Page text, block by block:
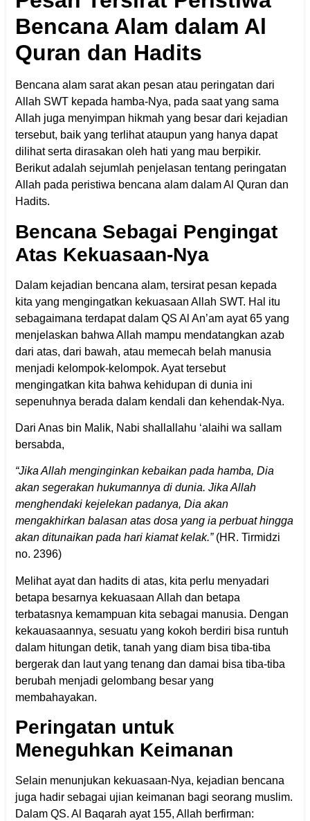
Bencana Alam dalam Al
Quran dan Hadits
Bencana alam sarat akan pesan atau peringatan dari
Allah SWT kepada hamba-Nya, pada saat yang sama
Allah juga menyimpan hikmah yang besar dari kejadian
tersebut, baik yang terlihat ataupun yang hanya dapat
dilihat serta dirasakan oleh hati yang mau berpikir.
Berikut adalah sejumlah penjelasan tentang peringatan
Allah pada peristiwa bencana alam dalam Al Quran dan
Hadits.
Bencana Sebagai Pengingat
Atas Kekuasaan-Nya
Dalam kejadian bencana alam, tersirat pesan kepada
kita yang mengingatkan kekuasaan Allah SWT. Hal itu
sebagaimana terdapat dalam QS Al An’am ayat 65 yang
menjelaskan bahwa Allah mampu mendatangkan azab
dari atas, dari bawah, atau memecah belah manusia
menjadi kelompok-kelompok. Ayat tersebut
mengingatkan kita bahwa kehidupan di dunia ini
sepenuhnya berada dalam kendali dan kehendak-Nya.
Dari Anas bin Malik, Nabi shallallahu ‘alaihi wa sallam
bersabda,
“Jika Allah menginginkan kebaikan pada hamba, Dia
akan segerakan hukumannya di dunia. Jika Allah
menghendaki kejelekan padanya, Dia akan
mengakhirkan balasan atas dosa yang ia perbuat hingga
akan ditunaikan pada hari kiamat kelak.”(HR. Tirmidzi
no. 2396)
Melihat ayat dan hadits di atas, kita perlu menyadari
betapa besarnya kekuasaan Allah dan betapa
terbatasnya kemampuan kita sebagai manusia. Dengan
kekauasaannya, sesuatu yang kokoh berdiri bisa runtuh
dalam hitungan detik, tanah yang diam bisa tiba-tiba
bergerak dan laut yang tenang dan damai bisa tiba-tiba
berubah menjadi gelombang besar yang
membahayakan.
Peringatan untuk
Meneguhkan Keimanan
Selain menunjukan kekuasaan-Nya, kejadian bencana
juga hadir sebagai ujian keimanan bagi seorang muslim.
Dalam QS. Al Baqarah ayat 155, Allah berfirman: